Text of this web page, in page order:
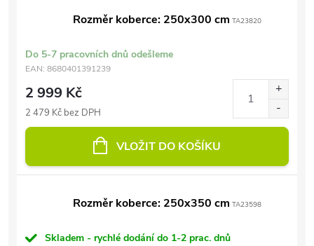
Rozměr koberce: 250x300 cm TA23820
Do 5-7 pracovních dnů odešleme
EAN: 8680401391239
2 999 Kč
2 479 Kč bez DPH
VLOŽIT DO KOŠÍKU
Rozměr koberce: 250x350 cm TA23598
Skladem - rychlé dodání do 1-2 prac. dnů